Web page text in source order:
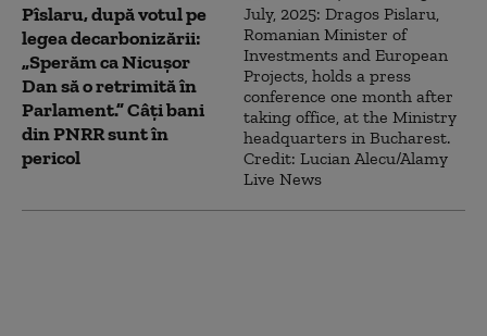
Pîslaru, după votul pe
legea decarbonizării:
„Sperăm ca Nicușor
Dan să o retrimită în
Parlament.” Câți bani
din PNRR sunt în
pericol